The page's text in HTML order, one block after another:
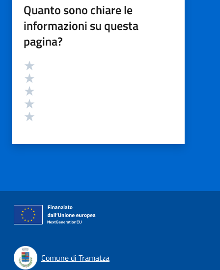
Quanto sono chiare le
informazioni su questa
pagina?
Valutazione
Comune di Tramatza